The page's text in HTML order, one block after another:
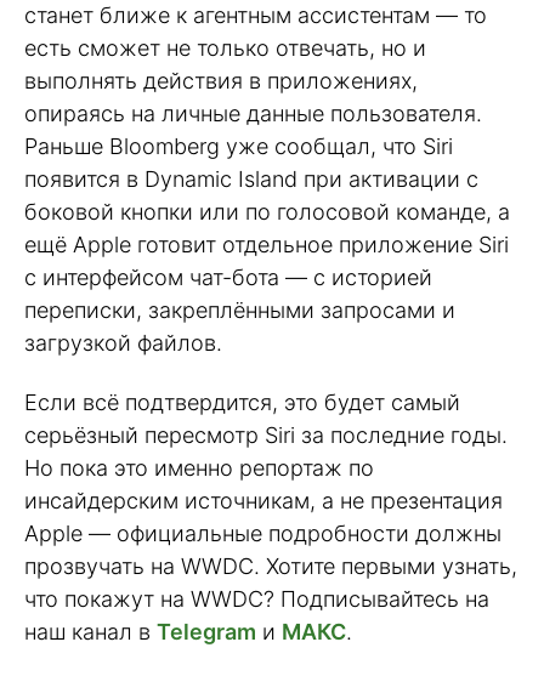
станет ближе к агентным ассистентам — то
есть сможет не только отвечать, но и
выполнять действия в приложениях,
опираясь на личные данные пользователя.
Раньше Bloomberg уже сообщал, что Siri
появится в Dynamic Island при активации с
боковой кнопки или по голосовой команде, а
ещё Apple готовит отдельное приложение Siri
с интерфейсом чат-бота — с историей
переписки, закреплёнными запросами и
загрузкой файлов.
Если всё подтвердится, это будет самый
серьёзный пересмотр Siri за последние годы.
Но пока это именно репортаж по
инсайдерским источникам, а не презентация
Apple — официальные подробности должны
прозвучать на WWDC. Хотите первыми узнать,
что покажут на WWDC? Подписывайтесь на
наш канал в Telegram и МАКС.